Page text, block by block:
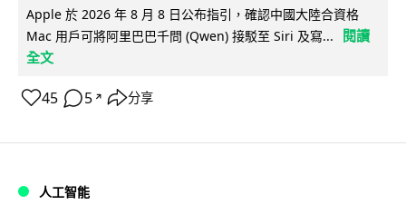
Apple 於 2026 年 8 月 8 日公布指引，確認中國大陸合資格
Mac 用戶可將阿里巴巴千問 (Qwen) 接駁至 Siri 及寫...
閱讀
全文
45 5 ↗ 分享
人工智能